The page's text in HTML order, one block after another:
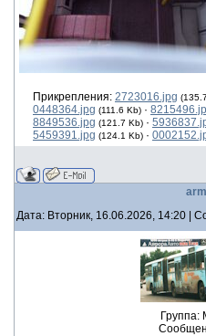
Прикрепления: 2723016.jpg
0448364.jpg (111.6 Kb) ·
8849536.jpg (121.7 Kb) ·
5459391.jpg (124.1 Kb) ·
Дата: Вторник, 16.06.2026, 14:20 |
Группа: